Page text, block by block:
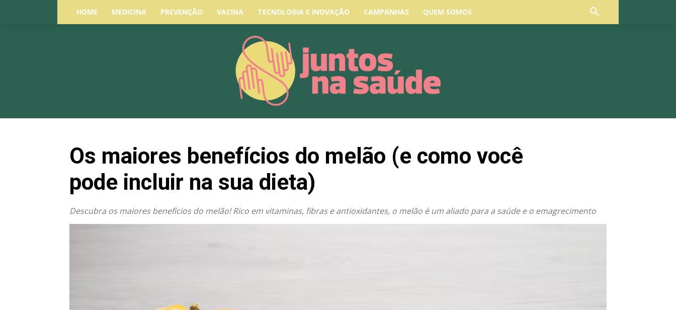
HOME MEDICINA PREVENÇÃO VACINA TECNOLOGIA E INOVAÇÃO CAMPANHAS QUEM SOMOS
Os maiores benefícios do melão (e como você
pode incluir na sua dieta)
Descubra os maiores benefícios do melão! Rico em vitaminas, fibras e antioxidantes, o melão é um aliado para a saúde e o emagrecimento